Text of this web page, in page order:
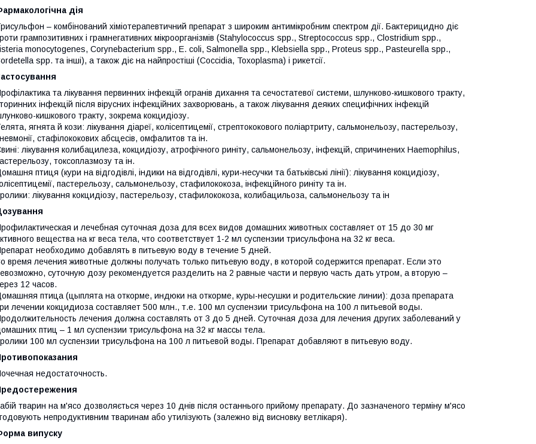
дія
– комбінований хіміотерапевтичний препарат з широким антимікробним спектром дії. Бактерицидно діє
грампозитивних і грамнегативних мікроорганізмів (Stahylococcus spp., Streptococcus spp., Clostridium spp.,
monocytogenes, Corynebacterium spp., E. coli, Salmonella spp., Klebsiella spp., Proteus spp., Pasteurella spp.,
spp. та інші), а також діє на найпростіші (Coccidia, Toxoplasma) і рикетсії.
та лікування первинних інфекцій огранів дихання та сечостатевої системи, шлунково-кишкового тракту,
інфекцій після вірусних інфекційних захворювань, а також лікування деяких специфічних інфекцій
кишкового тракту, зокрема кокцидіозу.
ягнята й кози: лікування діареї, колісептицемії, стрептококового поліартриту, сальмонельозу, пастерельозу,
стафілококових абсцесів, омфалитов та ін.
лікування колибацилеза, кокцидіозу, атрофічного риніту, сальмонельозу, інфекцій, спричинених Haemophilus,
токсоплазмозу та ін.
птиця (кури на відгодівлі, індики на відгодівлі, кури-несучки та батьківські лінії): лікування кокцидіозу,
пастерельозу, сальмонельозу, стафилококоза, інфекційного риніту та ін.
лікування кокцидіозу, пастерельозу, стафилококоза, колибацильоза, сальмонельозу та ін
и лечебная суточная доза для всех видов домашних животных составляет от 15 до 30 мг
вещества на кг веса тела, что соответствует 1-2 мл суспензии трисульфона на 32 кг веса.
необходимо добавлять в питьевую воду в течение 5 дней.
время лечения животные должны получать только питьевую воду, в которой содержится препарат. Если это
суточную дозу рекомендуется разделить на 2 равные части и первую часть дать утром, а вторую –
12 часов.
птица (цыплята на откорме, индюки на откорме, куры-несушки и родительские линии): доза препарата
лечении кокцидиоза составляет 500 млн., т.е. 100 мл суспензии трисульфона на 100 л питьевой воды.
лечения должна составлять от 3 до 5 дней. Суточная доза для лечения других заболеваний у
птиц – 1 мл суспензии трисульфона на 32 кг массы тела.
100 мл суспензии трисульфона на 100 л питьевой воды. Препарат добавляют в питьевую воду.
недостаточность.
тварин на м'ясо дозволяється через 10 днів після останнього прийому препарату. До зазначеного терміну м'ясо
непродуктивним тваринам або утилізують (залежно від висновку ветлікаря).
випуску